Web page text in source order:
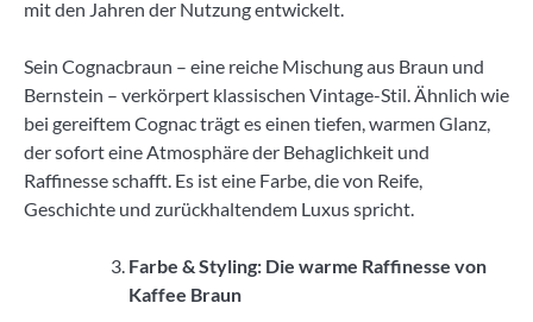
mit den Jahren der Nutzung entwickelt.
Sein Cognacbraun – eine reiche Mischung aus Braun und
Bernstein – verkörpert klassischen Vintage-Stil. Ähnlich wie
bei gereiftem Cognac trägt es einen tiefen, warmen Glanz,
der sofort eine Atmosphäre der Behaglichkeit und
Raffinesse schafft. Es ist eine Farbe, die von Reife,
Geschichte und zurückhaltendem Luxus spricht.
Farbe & Styling: Die warme Raffinesse von
Kaffee Braun